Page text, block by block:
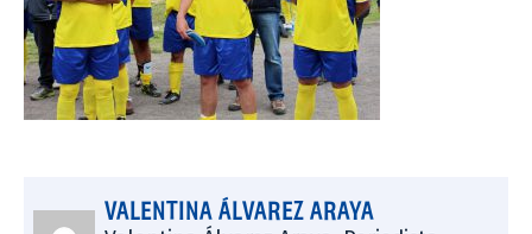
VALENTINA ÁLVAREZ ARAYA